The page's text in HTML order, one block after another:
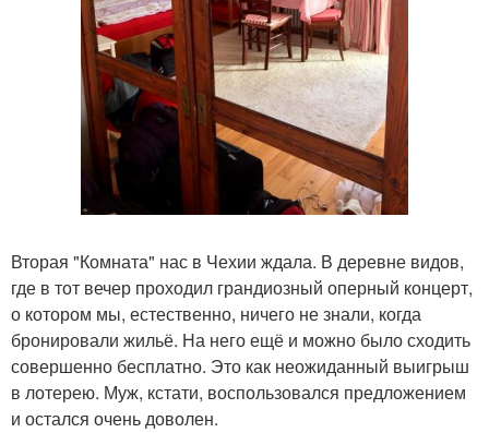
Вторая "Комната" нас в Чехии ждала. В деревне видов,
где в тот вечер проходил грандиозный оперный концерт,
о котором мы, естественно, ничего не знали, когда
бронировали жильё. На него ещё и можно было сходить
совершенно бесплатно. Это как неожиданный выигрыш
в лотерею. Муж, кстати, воспользовался предложением
и остался очень доволен.